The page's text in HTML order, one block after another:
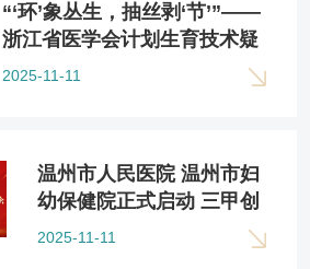
“‘环’象丛生，抽丝剥‘节’”——
浙江省医学会计划生育技术疑
难病例讨论会在温州成功举办
2025-11-11
温州市人民医院 温州市妇
幼保健院正式启动 三甲创
建新征程
2025-11-11